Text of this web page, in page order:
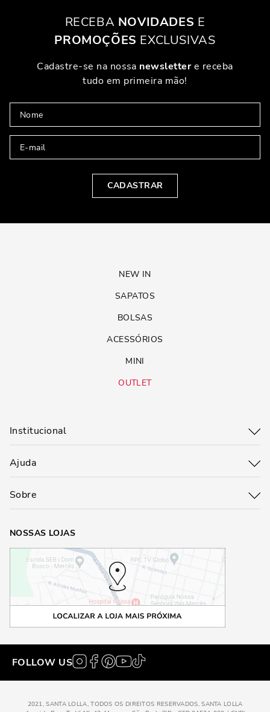
RECEBA NOVIDADES E
PROMOÇÕES EXCLUSIVAS
Cadastre-se na nossa newslettere receba
tudo em primeira mão!
CADASTRAR
NEW IN
SAPATOS
BOLSAS
ACESSÓRIOS
MINI
OUTLET
Institucional
Ajuda
Sobre
NOSSAS LOJAS
FOLLOW US
2021, SANTA LOLLA, TODOS OS DIREITOS RESERVADOS, SANTA LOLLA